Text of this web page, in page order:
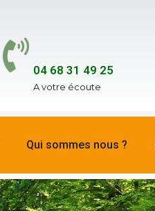
04 68 31 49 25
A votre écoute
Qui sommes nous ?